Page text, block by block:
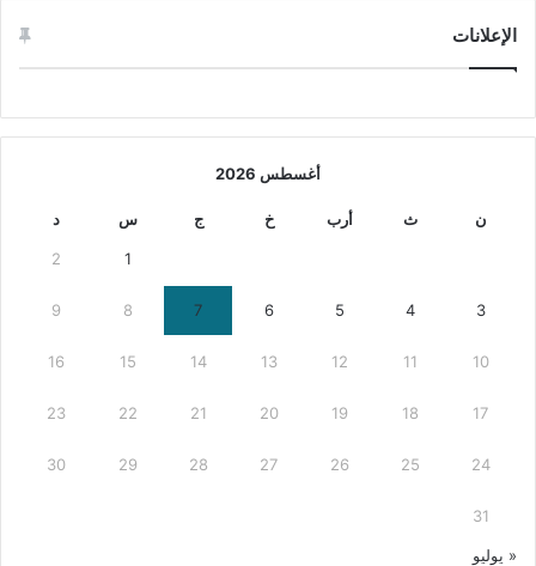
الإعلانات
أغسطس 2026
ن ث أرب خ ج س د
1
2
3
4
5
6
7
8
9
10
11
12
13
14
15
16
17
18
19
20
21
22
23
24
25
26
27
28
29
30
31
« يوليو